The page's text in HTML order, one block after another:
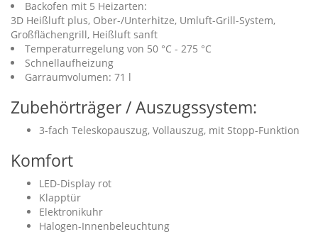
Backofen mit 5 Heizarten:
3D Heißluft plus, Ober-/Unterhitze, Umluft-Grill-System,
Großflächengrill, Heißluft sanft
Temperaturregelung von 50 °C - 275 °C
Schnellaufheizung
Garraumvolumen: 71 l
Zubehörträger / Auszugssystem:
3-fach Teleskopauszug, Vollauszug, mit Stopp-Funktion
Komfort
LED-Display rot
Klapptür
Elektronikuhr
Halogen-Innenbeleuchtung